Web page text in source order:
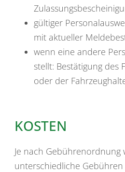
gültiger
mit aktueller
wenn eine andere
stellt: Bestätigung des
oder der
KOSTEN
Je nach Gebührenordnung
unterschiedliche